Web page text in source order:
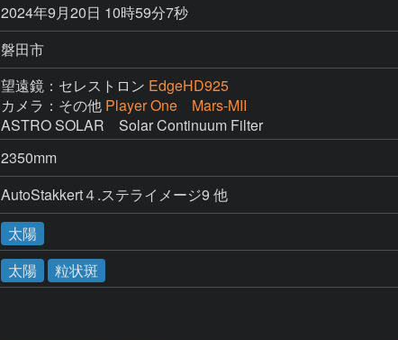
2024年9月20日 10時59分7秒
磐田市
望遠鏡：セレストロン EdgeHD925
カメラ：その他 Player One Mars-MII
ASTRO SOLAR　Solar Continuum Filter
2350mm
AutoStakkert４.ステライメージ9 他
太陽
太陽 粒状斑